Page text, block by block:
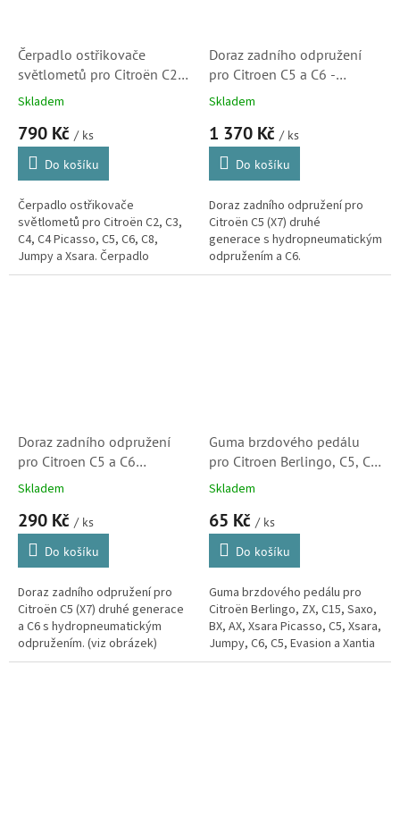
Čerpadlo ostřikovače
světlometů pro Citroën C2,
C3, C4, C4 Picasso, C5, C6,
Skladem
790 Kč / ks
Do košíku
Čerpadlo ostřikovače
světlometů pro Citroën C2, C3,
C4, C4 Picasso, C5, C6, C8,
Jumpy a Xsara. Čerpadlo
vhodné také pro vozy Peugeot
Doraz zadního odpružení
pro Citroen C5 a C6 -
originál Citroën (516677)
Skladem
1 370 Kč / ks
Do košíku
Doraz zadního odpružení pro
Citroën C5 (X7) druhé
generace s hydropneumatickým
odpružením a C6.
Doraz zadního odpružení
pro Citroen C5 a C6
(516677, A9C007MT,
Skladem
290 Kč / ks
Do košíku
Doraz zadního odpružení pro
Citroën C5 (X7) druhé generace
a C6 s hydropneumatickým
odpružením. (viz obrázek)
Guma brzdového pedálu
pro Citroen Berlingo, C5, C6,
ZX, C15, Saxo, BX, AX,
Evasion a Xantia 2 (450412,
36272, 02770)
Skladem
65 Kč / ks
Do košíku
Guma brzdového pedálu pro
Citroën Berlingo, ZX, C15, Saxo,
BX, AX, Xsara Picasso, C5, Xsara,
Jumpy, C6, C5, Evasion a Xantia
2. (Peugeot 206, 207, 308,